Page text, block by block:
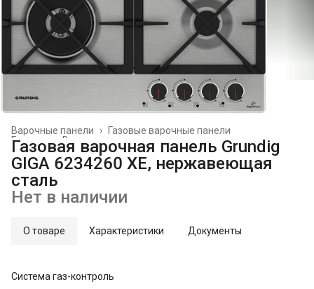
Газовые варочные панели
Варочные панели
›
Встраиваемая техника
Главная
Газовая варочная панель Grundig
GIGA 6234260 XE, нержавеющая
сталь
Нет в наличии
О товаре Характеристики Документы
Система газ-контроль